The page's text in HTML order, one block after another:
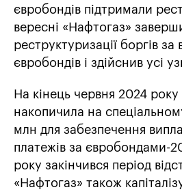
євробондів підтримали
вересні «Нафтогаз»
реструктуризації боргів
євробондів і здійснив усі
На кінець червня 2024 року
накопичила на
млн для забезпечення
платежів за євробондами-
року закінчився період
«Нафтогаз» також